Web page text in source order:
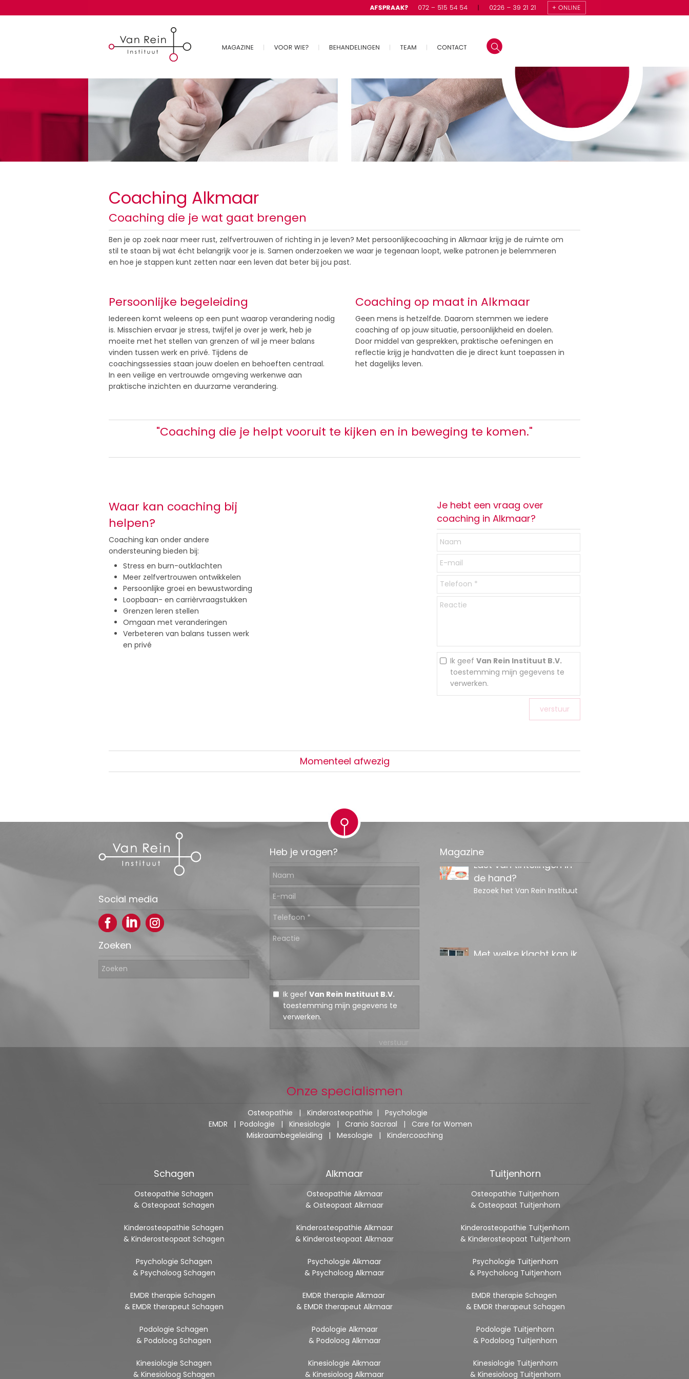
Coaching Alkmaar
Coaching die je wat gaat brengen
Ben je op zoek naar meer rust, zelfvertrouwen of richting in je leven? Met persoonlijkecoaching in Alkmaar krijg je de ruimte om
stil te staan bij wat écht belangrijk voor je is. Samen onderzoeken we waar je tegenaan loopt, welke patronen je belemmeren
en hoe je stappen kunt zetten naar een leven dat beter bij jou past.
Persoonlijke begeleiding
Iedereen komt weleens op een punt waarop verandering nodig
is. Misschien ervaar je stress, twijfel je over je werk, heb je
moeite met het stellen van grenzen of wil je meer balans
vinden tussen werk en privé. Tijdens de
coachingssessies staan jouw doelen en behoeften centraal.
In een veilige en vertrouwde omgeving werkenwe aan
praktische inzichten en duurzame verandering.
Coaching op maat in Alkmaar
Geen mens is hetzelfde. Daarom stemmen we iedere
coaching af op jouw situatie, persoonlijkheid en doelen.
Door middel van gesprekken, praktische oefeningen en
reflectie krijg je handvatten die je direct kunt toepassen in
het dagelijks leven.
"Coaching die je helpt vooruit te kijken en in beweging te komen."
Waar kan coaching bij
helpen?
Coaching kan onder andere
ondersteuning bieden bij:
Stress en burn-outklachten
Meer zelfvertrouwen ontwikkelen
Persoonlijke groei en bewustwording
Loopbaan- en carrièrvraagstukken
Grenzen leren stellen
Omgaan met veranderingen
Verbeteren van balans tussen werk
en privé
Je hebt een vraag over
coaching in Alkmaar?
Ik geef Van Rein Instituut B.V.
toestemming mijn gegevens te
verwerken.
Momenteel afwezig
Social media
Zoeken
Heb je vragen?
Ik geef Van Rein Instituut B.V.
toestemming mijn gegevens te
verwerken.
Magazine
Met welke klacht kan ik
terecht bij de
Onze specialismen
Osteopathie | Kinderosteopathie | Psychologie
EMDR | Podologie | Kinesiologie | Cranio Sacraal | Care for Women
Miskraambegeleiding | Mesologie | Kindercoaching
Schagen
Osteopathie Schagen
& Osteopaat Schagen
Kinderosteopathie Schagen
& Kinderosteopaat Schagen
Psychologie Schagen
& Psycholoog Schagen
EMDR therapie Schagen
& EMDR therapeut Schagen
Podologie Schagen
& Podoloog Schagen
Kinesiologie Schagen
& Kinesioloog Schagen
Alkmaar
Osteopathie Alkmaar
& Osteopaat Alkmaar
Kinderosteopathie Alkmaar
& Kinderosteopaat Alkmaar
Psychologie Alkmaar
& Psycholoog Alkmaar
EMDR therapie Alkmaar
& EMDR therapeut Alkmaar
Podologie Alkmaar
& Podoloog Alkmaar
Kinesiologie Alkmaar
& Kinesioloog Alkmaar
Tuitjenhorn
Osteopathie Tuitjenhorn
& Osteopaat Tuitjenhorn
Kinderosteopathie Tuitjenhorn
& Kinderosteopaat Tuitjenhorn
Psychologie Tuitjenhorn
& Psycholoog Tuitjenhorn
EMDR therapie Schagen
& EMDR therapeut Schagen
Podologie Tuitjenhorn
& Podoloog Tuitjenhorn
Kinesiologie Tuitjenhorn
& Kinesioloog Tuitjenhorn